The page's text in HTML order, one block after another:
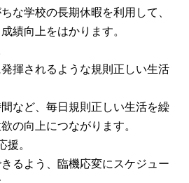
な学校の長期休暇を利用して、
績向上をはかります。
揮されるような規則正しい生活
など、毎日規則正しい生活を繰
の向上につながります。
援。
るよう、臨機応変にスケジュー